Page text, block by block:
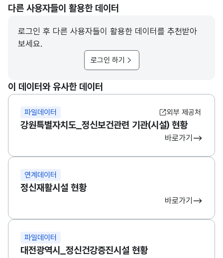
다른 사용자들이 활용한 데이터
로그인 후 다른 사용자들이 활용한 데이터를 추천받아
보세요.
로그인 하기
이 데이터와 유사한 데이터
파일데이터 외부 제공처
강원특별자치도_정신보건관련 기관(시설) 현황
바로가기
연계데이터
정신재활시설 현황
바로가기
파일데이터
대전광역시_정신건강증진시설 현황